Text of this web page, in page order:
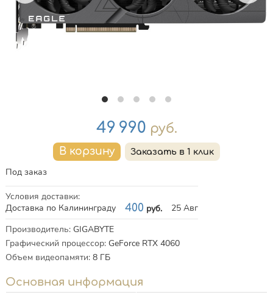
Цена
49 990 руб.
Под заказ
Условия доставки:
Доставка по Калининграду
400 руб.
25 Авг
Характеристики
Производитель: GIGABYTE
Графический процессор: GeForce RTX 4060
Объем видеопамяти: 8 ГБ
Основная информация